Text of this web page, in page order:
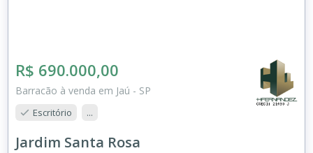
R$ 690.000,00
Barracão à venda em Jaú - SP
Escritório ...
Jardim Santa Rosa